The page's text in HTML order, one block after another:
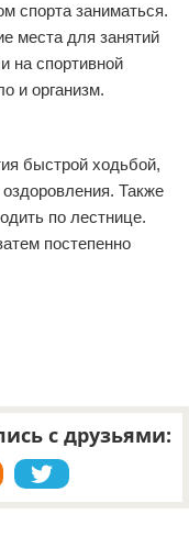
спорта заниматься.
места для занятий
на спортивной
и организм.
быстрой ходьбой,
Также
по лестнице.
постепенно
с друзьями: